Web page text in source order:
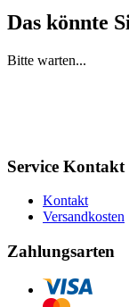
Das könnte
Bitte warten...
Service Kontakt
Kontakt
Versandkosten
Zahlungsarten